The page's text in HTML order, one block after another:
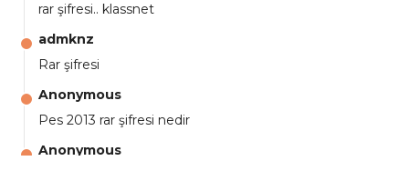
rar şifresi.. klassnet
admknz
Rar şifresi
Anonymous
Pes 2013 rar şifresi nedir
Anonymous